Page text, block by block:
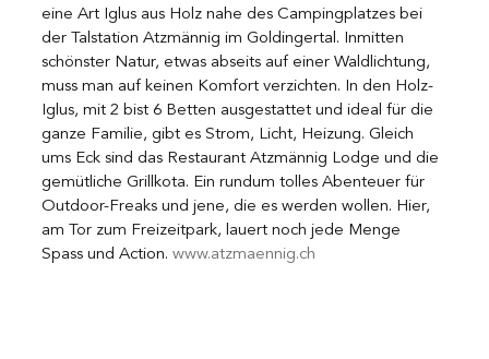
eine Art Iglus aus Holz nahe des Campingplatzes bei
der Talstation Atzmännig im Goldingertal. Inmitten
schönster Natur, etwas abseits auf einer Waldlichtung,
muss man auf keinen Komfort verzichten. In den Holz-
Iglus, mit 2 bist 6 Betten ausgestattet und ideal für die
ganze Familie, gibt es Strom, Licht, Heizung. Gleich
ums Eck sind das Restaurant Atzmännig Lodge und die
gemütliche Grillkota. Ein rundum tolles Abenteuer für
Outdoor-Freaks und jene, die es werden wollen. Hier,
am Tor zum Freizeitpark, lauert noch jede Menge
Spass und Action. www.atzmaennig.ch